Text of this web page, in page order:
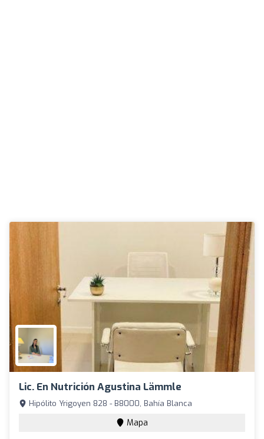
Lic. En Nutrición Agustina Lämmle
Hipólito Yrigoyen 828 - B8000, Bahía Blanca
Mapa